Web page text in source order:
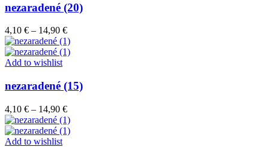
nezaradené (20)
4,10 € – 14,90 €Price
range:
4,10 €
Add to wishlist
nezaradené (15)
4,10 € – 14,90 €Price
range:
4,10 €
Add to wishlist